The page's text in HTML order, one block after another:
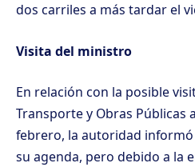
dos carriles a más tardar el
Visita del ministro
En relación con la posible
Transporte y Obras Públicas
febrero, la autoridad
su agenda, pero debido a la